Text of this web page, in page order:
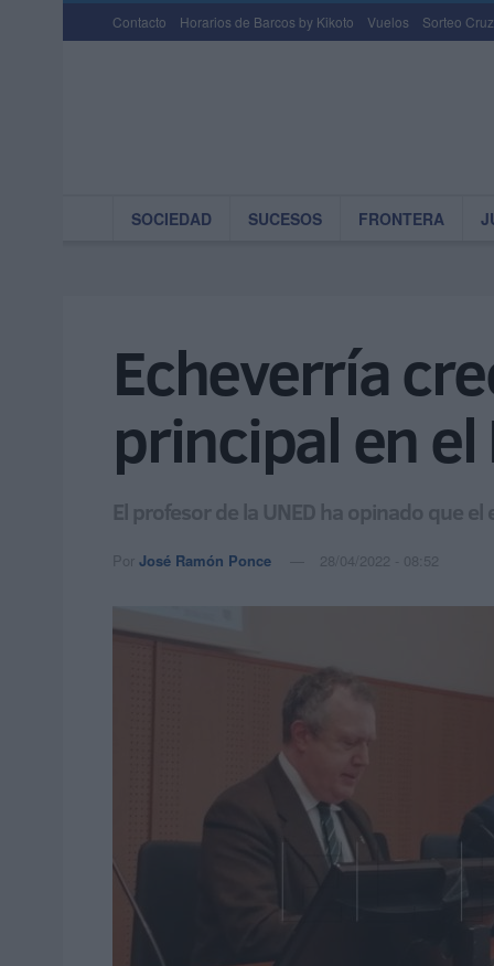
Contacto Horarios de Barcos by Kikoto Vuelos Sorteo
SOCIEDAD SUCESOS FRONTERA
Echeverría
principal en el
El profesor de la UNED ha opinado que
Por José Ramón Ponce 28/04/2022 - 08:52